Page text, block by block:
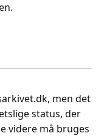
men det
status, der
videre må bruges